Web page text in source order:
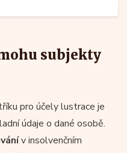
subjekty
pro účely lustrace je
údaje o dané osobě.
v insolvenčním